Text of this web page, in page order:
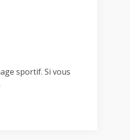
sportif. Si vous